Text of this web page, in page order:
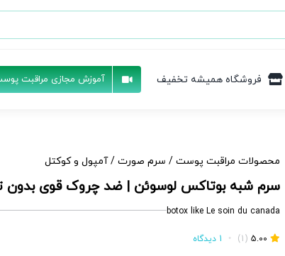
فروشگاه همیشه تخفیف آموزش مجازی مراقبت
محصولات مراقبت پوست / سرم صورت /آمپول و کوکتل
سرم شبه بوتاکس لوسوئن | ضد چروک قوی بدون
botox like Le soin du canada
5.00
(1)
• 1 دیدگاه